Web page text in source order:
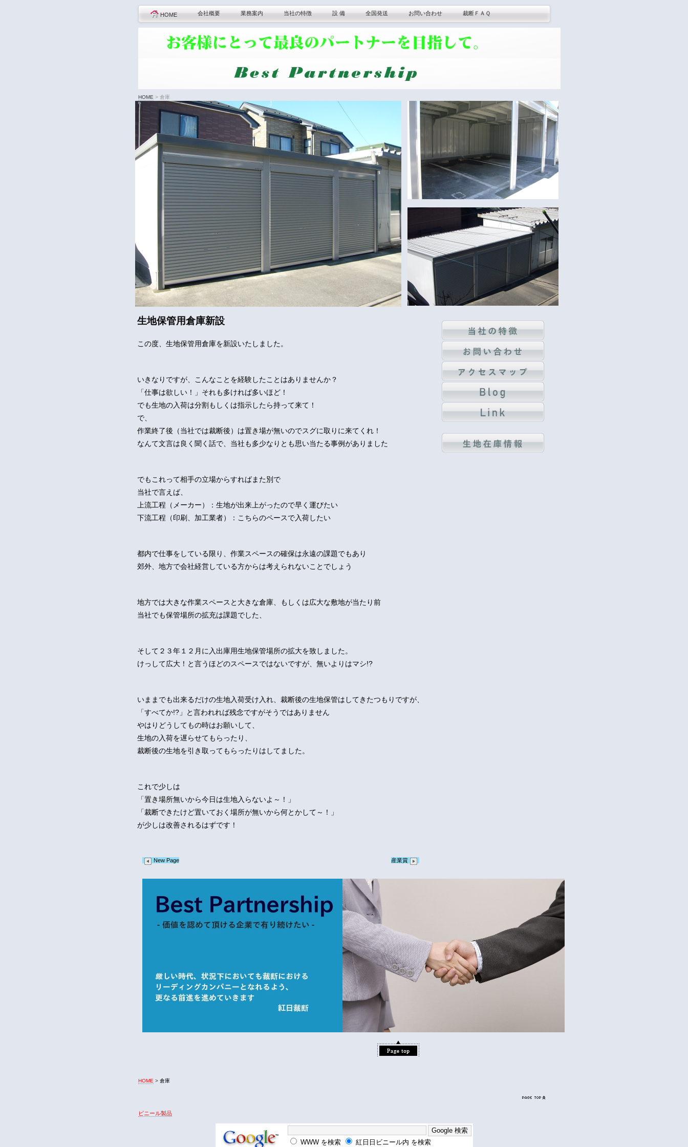
HOME 会社概要 業務案内 当社の特徴 設 備 全国発送 お問い合わせ 裁断ＦＡＱ
HOME > 倉庫
生地保管用倉庫新設
この度、生地保管用倉庫を新設いたしました。
いきなりですが、こんなことを経験したことはありませんか？
「仕事は欲しい！」それも多ければ多いほど！
でも生地の入荷は分割もしくは指示したら持って来て！
で、
作業終了後（当社では裁断後）は置き場が無いのでスグに取りに来てくれ！
なんて文言は良く聞く話で、当社も多少なりとも思い当たる事例がありました
でもこれって相手の立場からすればまた別で
当社で言えば、
上流工程（メーカー）：生地が出来上がったので早く運びたい
下流工程（印刷、加工業者）：こちらのペースで入荷したい
都内で仕事をしている限り、作業スペースの確保は永遠の課題でもあり
郊外、地方で会社経営している方からは考えられないことでしょう
地方では大きな作業スペースと大きな倉庫、もしくは広大な敷地が当たり前
当社でも保管場所の拡充は課題でした、
そして２３年１２月に入出庫用生地保管場所の拡大を致しました。
けっして広大！と言うほどのスペースではないですが、無いよりはマシ!?
いままでも出来るだけの生地入荷受け入れ、裁断後の生地保管はしてきたつもりですが、
「すべてか!?」と言われれば残念ですがそうではありません
やはりどうしてもの時はお願いして、
生地の入荷を遅らせてもらったり、
裁断後の生地を引き取ってもらったりはしてました。
これで少しは
「置き場所無いから今日は生地入らないよ～！」
「裁断できたけど置いておく場所が無いから何とかして～！」
が少しは改善されるはずです！
New Page 産業賞
HOME > 倉庫
ビニール製品
WWW を検索 紅日日ビニール内 を検索